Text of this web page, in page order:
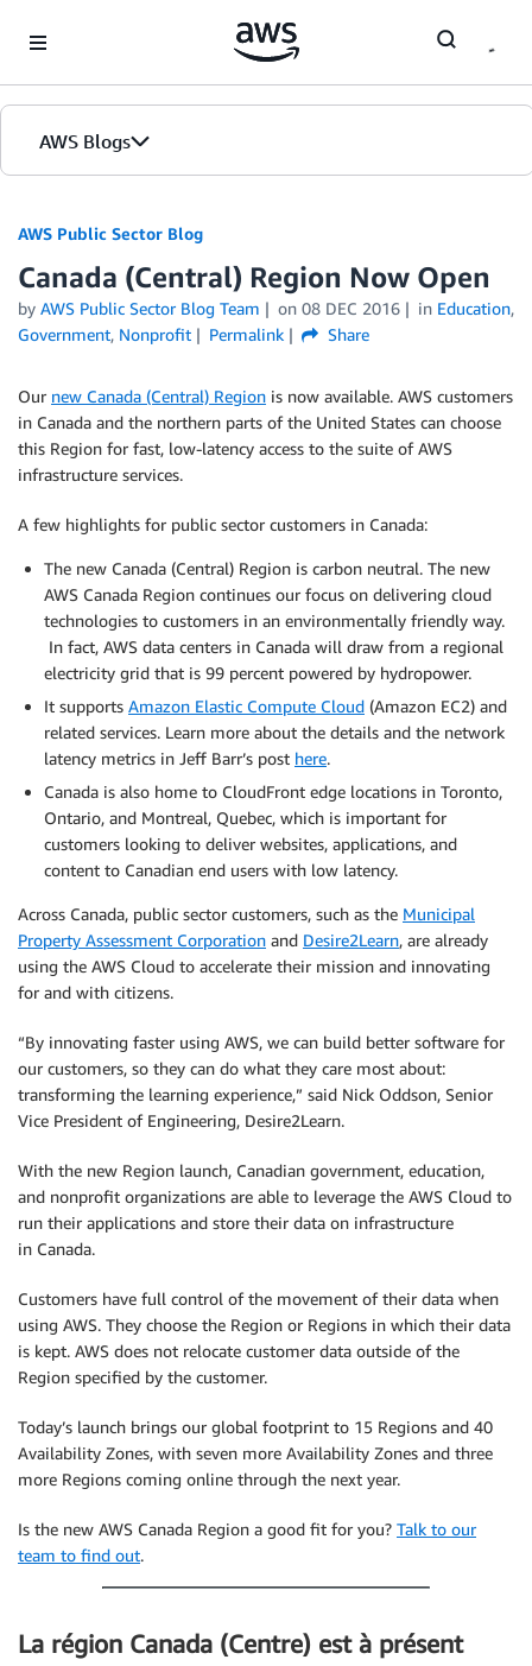
AWS Blogs
AWS Public Sector Blog
Canada (Central) Region Now Open
by AWS Public Sector Blog Team on 08 DEC 2016 in Education,
Government, Nonprofit Permalink Share
Our new Canada (Central) Region is now available. AWS customers
in Canada and the northern parts of the United States can choose
this Region for fast, low-latency access to the suite of AWS
infrastructure services.
A few highlights for public sector customers in Canada:
The new Canada (Central) Region is carbon neutral. The new
AWS Canada Region continues our focus on delivering cloud
technologies to customers in an environmentally friendly way.
In fact, AWS data centers in Canada will draw from a regional
electricity grid that is 99 percent powered by hydropower.
It supports Amazon Elastic Compute Cloud (Amazon EC2) and
related services. Learn more about the details and the network
latency metrics in Jeff Barr’s post here.
Canada is also home to CloudFront edge locations in Toronto,
Ontario, and Montreal, Quebec, which is important for
customers looking to deliver websites, applications, and
content to Canadian end users with low latency.
Across Canada, public sector customers, such as the Municipal
Property Assessment Corporation and Desire2Learn, are already
using the AWS Cloud to accelerate their mission and innovating
for and with citizens.
“By innovating faster using AWS, we can build better software for
our customers, so they can do what they care most about:
transforming the learning experience,” said Nick Oddson, Senior
Vice President of Engineering, Desire2Learn.
With the new Region launch, Canadian government, education,
and nonprofit organizations are able to leverage the AWS Cloud to
run their applications and store their data on infrastructure
in Canada.
Customers have full control of the movement of their data when
using AWS. They choose the Region or Regions in which their data
is kept. AWS does not relocate customer data outside of the
Region specified by the customer.
Today’s launch brings our global footprint to 15 Regions and 40
Availability Zones, with seven more Availability Zones and three
more Regions coming online through the next year.
Is the new AWS Canada Region a good fit for you? Talk to our
team to find out.
La région Canada (Centre) est à présent